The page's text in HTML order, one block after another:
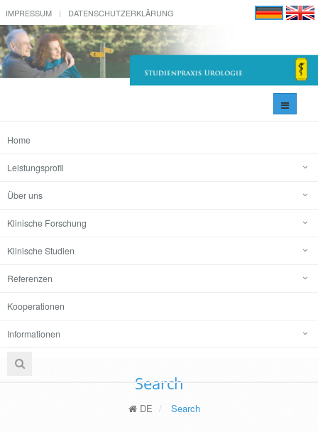
IMPRESSUM DATENSCHUTZERKLÄRUNG
Home
Leistungsprofil
Über uns
Klinische Forschung
Klinische Studien
Referenzen
Kooperationen
Informationen
Search
DE Search